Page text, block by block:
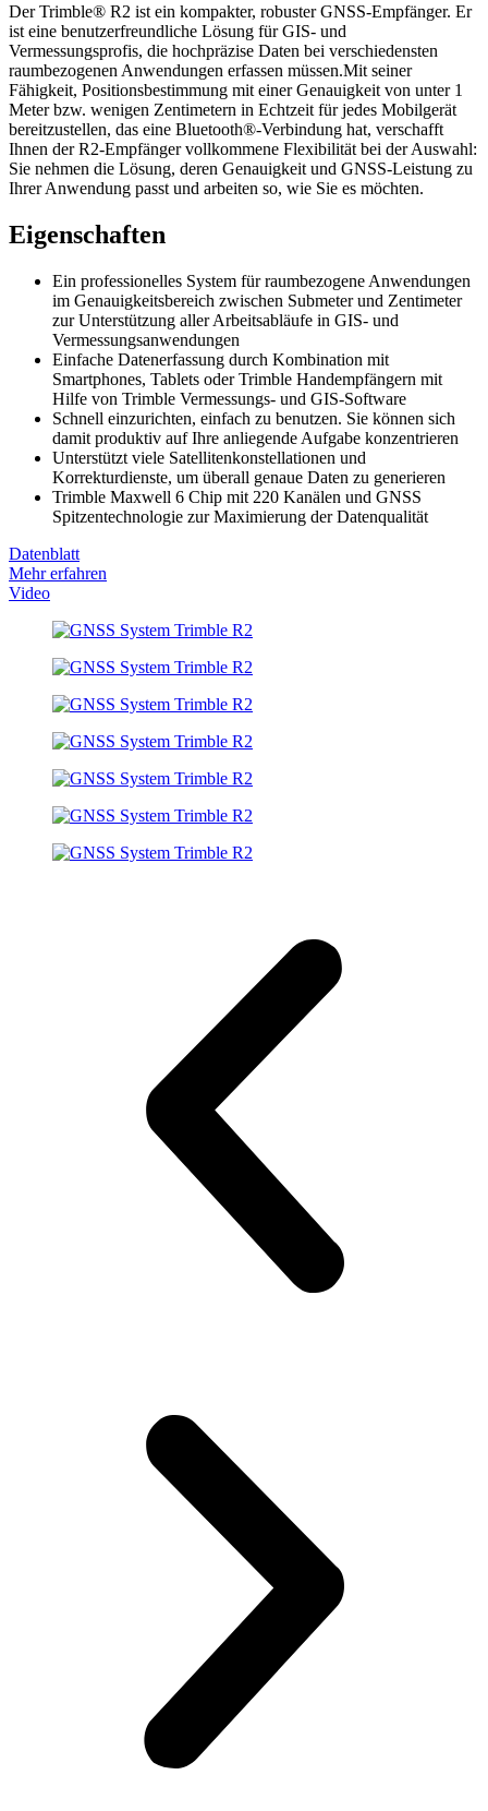
Der Trimble® R2 ist ein kompakter, robuster GNSS-Empfänger. Er
ist eine benutzerfreundliche Lösung für GIS- und
Vermessungsprofis, die hochpräzise Daten bei verschiedensten
raumbezogenen Anwendungen erfassen müssen.Mit seiner
Fähigkeit, Positionsbestimmung mit einer Genauigkeit von unter 1
Meter bzw. wenigen Zentimetern in Echtzeit für jedes Mobilgerät
bereitzustellen, das eine Bluetooth®-Verbindung hat, verschafft
Ihnen der R2-Empfänger vollkommene Flexibilität bei der Auswahl:
Sie nehmen die Lösung, deren Genauigkeit und GNSS-Leistung zu
Ihrer Anwendung passt und arbeiten so, wie Sie es möchten.
Eigenschaften
Ein professionelles System für raumbezogene Anwendungen
im Genauigkeitsbereich zwischen Submeter und Zentimeter
zur Unterstützung aller Arbeitsabläufe in GIS- und
Vermessungsanwendungen
Einfache Datenerfassung durch Kombination mit
Smartphones, Tablets oder Trimble Handempfängern mit
Hilfe von Trimble Vermessungs- und GIS-Software
Schnell einzurichten, einfach zu benutzen. Sie können sich
damit produktiv auf Ihre anliegende Aufgabe konzentrieren
Unterstützt viele Satellitenkonstellationen und
Korrekturdienste, um überall genaue Daten zu generieren
Trimble Maxwell 6 Chip mit 220 Kanälen und GNSS
Spitzentechnologie zur Maximierung der Datenqualität
Datenblatt
Mehr erfahren
Video